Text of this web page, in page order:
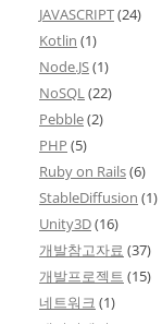
JAVASCRIPT(24)
Kotlin (1)
Node.JS(1)
NoSQL(22)
Pebble(2)
PHP (5)
Ruby on Rails(6)
StableDiffusion (1)
Unity3D(16)
개발참고자료 (37)
개발프로젝트 (15)
네트워크 (1)